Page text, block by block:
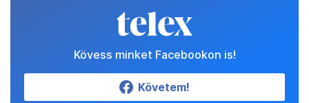
Kövess minket Facebookon is!
Követem!